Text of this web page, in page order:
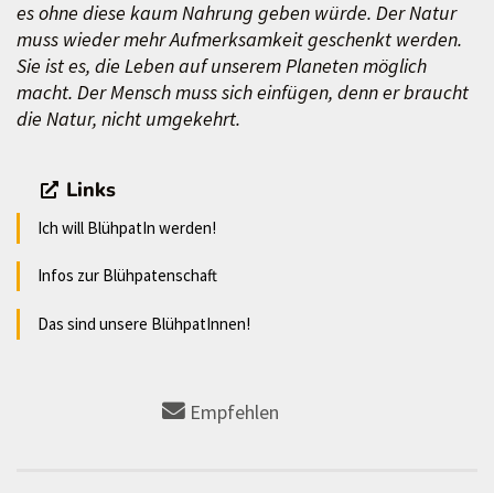
es ohne diese kaum Nahrung geben würde. Der Natur
muss wieder mehr Aufmerksamkeit geschenkt werden.
Sie ist es, die Leben auf unserem Planeten möglich
macht. Der Mensch muss sich einfügen, denn er braucht
die Natur, nicht umgekehrt.
Links
Ich will BlühpatIn werden!
Infos zur Blühpatenschaft
Das sind unsere BlühpatInnen!
Empfehlen